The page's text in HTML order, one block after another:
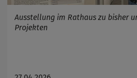
Ausstellung im Rathaus zu bisher
Projekten